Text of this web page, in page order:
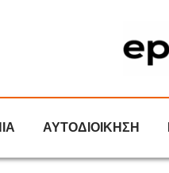
ΑΥΤΟΔΙΟΙΚΗΣΗ